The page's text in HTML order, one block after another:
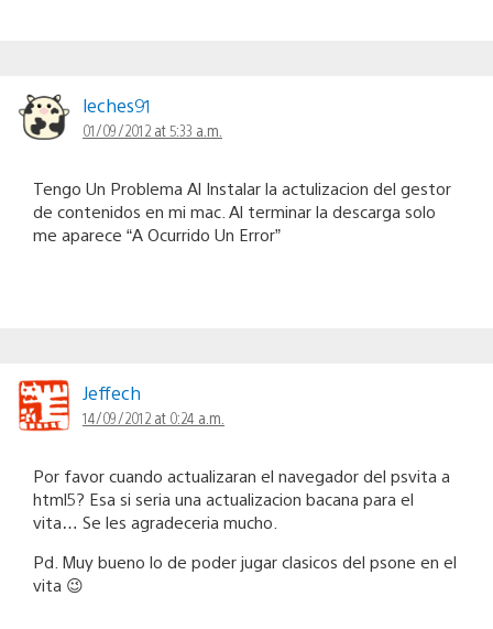
leches91
01/09/2012 at 5:33 a.m.
Tengo Un Problema Al Instalar la actulizacion del gestor
de contenidos en mi mac. Al terminar la descarga solo
me aparece “A Ocurrido Un Error”
Jeffech
14/09/2012 at 0:24 a.m.
Por favor cuando actualizaran el navegador del psvita a
html5? Esa si seria una actualizacion bacana para el
vita… Se les agradeceria mucho.
Pd. Muy bueno lo de poder jugar clasicos del psone en el
vita 😉